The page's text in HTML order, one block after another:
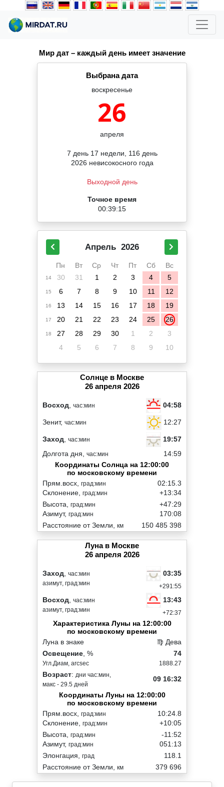
Мир дат – каждый день имеет значение
Выбрана дата
воскресенье
26
апреля
7 день 17 недели, 116 день
2026 невисокосного года
Выходной день
Точное время
00:39:16
Апрель 2026
Пн Вт Ср Чт Пт Сб Вс
14 30 31 1 2 3 4 5
15 6 7 8 9 10 11 12
16 13 14 15 16 17 18 19
17 20 21 22 23 24 25 26
18 27 28 29 30 1 2
3
4
5 6 7 8 9 10
Солнце в Москве
26 апреля 2026
Восход час:мин 04:58
Зенит, час:мин 12:27
Заход час:мин
19:57
Долгота дня, час:мин
14:59
Координаты Солнца на 12:00:00
по московскому времени
Прям.восх, град:мин
Склонение, град:мин
02:15.3
+13:34
Высота, град:мин
Азимут, град:мин
+47:29
170:08
Расстояние от Земли, км 150 485 398
Луна в Москве
26 апреля 2026
Заход час:мин
азимут, град:мин
03:35
+291:55
Восход час:мин
азимут, град:мин
13:43
+72:37
Характеристика Луны на 12:00:00
по московскому времени
Луна в знаке
♍ Дева
Освещение , %
Угл.Диам, arcsec
74
1888.27
Возраст: дни час:мин,
макс - 29.5 дней
09 16:32
Координаты Луны на 12:00:00
по московскому времени
Прям.восх, град:мин
Склонение, град:мин
10:24.8
+10:05
Высота, град:мин
Азимут, град:мин
-11:52
051:13
Элонгация, град
118.1
Расстояние от Земли, км 379 696